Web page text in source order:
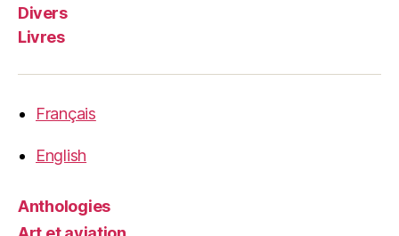
Divers
Livres
Français
English
Anthologies